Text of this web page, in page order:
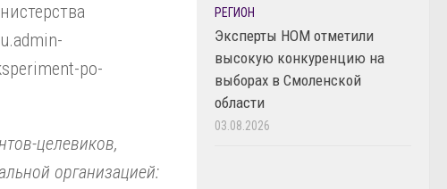
po-
целевиков,
организацией:
РЕГИОН
Эксперты НОМ отметили
высокую конкуренцию на
выборах в Смоленской
области
03.08.2026